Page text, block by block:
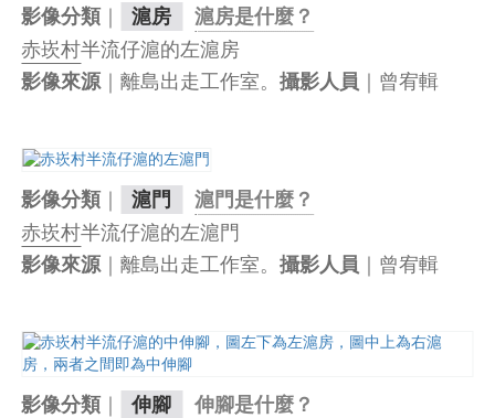
影像分類｜ 滬房 滬房是什麼？
赤崁村半流仔滬的左滬房
影像來源｜離島出走工作室。攝影人員 ｜曾宥輯
影像分類｜ 滬門 滬門是什麼？
赤崁村半流仔滬的左滬門
影像來源｜離島出走工作室。攝影人員 ｜曾宥輯
影像分類｜ 伸腳 伸腳是什麼？